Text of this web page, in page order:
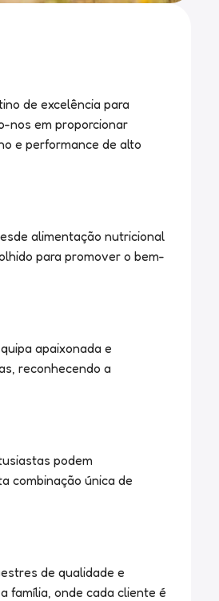
de excelência para
nos em proporcionar
e performance de alto
alimentação nutricional
para promover o bem-
apaixonada e
reconhecendo a
podem
combinação única de
de qualidade e
família, onde cada cliente é